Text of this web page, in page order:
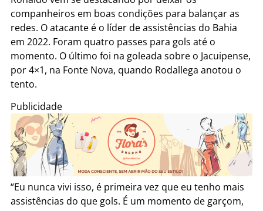
companheiros em boas condições para balançar as
redes. O atacante é o líder de assistências do Bahia
em 2022. Foram quatro passes para gols até o
momento. O último foi na goleada sobre o Jacuipense,
por 4×1, na Fonte Nova, quando Rodallega anotou o
tento.
Publicidade
“Eu nunca vivi isso, é primeira vez que eu tenho mais
assistências do que gols. É um momento de garçom,